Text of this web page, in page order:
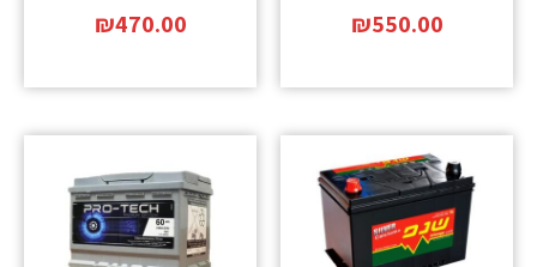
₪550.00
₪470.00